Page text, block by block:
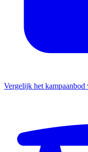
Vergelijk het kampaanbod